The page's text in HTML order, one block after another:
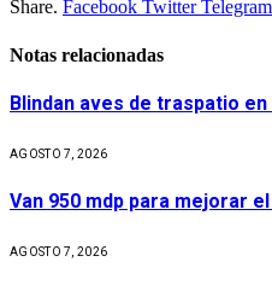
Share. Facebook Twitter Telegram
Notas relacionadas
Blindan aves de traspatio
AGOSTO 7, 2026
Van 950 mdp para mejorar
AGOSTO 7, 2026